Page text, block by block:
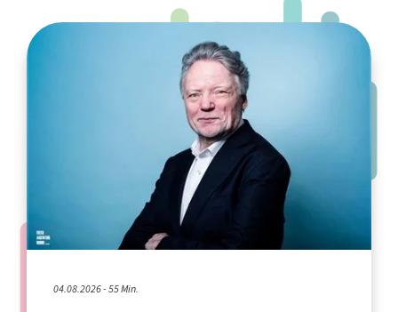
04.08.2026 - 55 Min.